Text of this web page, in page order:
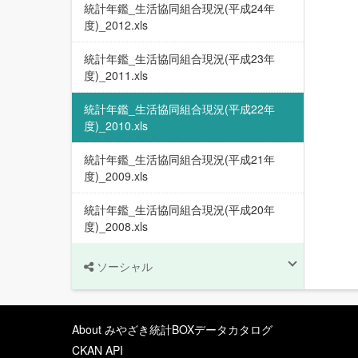
統計年鑑_生活協同組合現況(平成24年
度)_2012.xls
統計年鑑_生活協同組合現況(平成23年
度)_2011.xls
統計年鑑_生活協同組合現況(平成22年
度)_2010.xls
統計年鑑_生活協同組合現況(平成21年
度)_2009.xls
統計年鑑_生活協同組合現況(平成20年
度)_2008.xls
ソーシャル
About みやざき統計BOXデータカタログ
CKAN API